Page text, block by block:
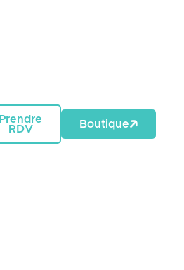
Prendre
RDV
Boutique